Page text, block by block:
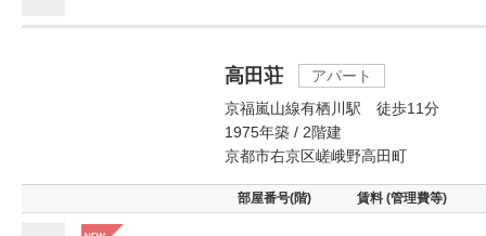
高田荘
アパート
京福嵐山線有栖川駅 徒歩11分
1975年築 / 2階建
京都市右京区嵯峨野高田町
部屋番号(階) 賃料 (管理費等)